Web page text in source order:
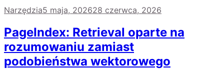
Narzędzia5 maja, 202628 czerwca, 2026
PageIndex: Retrieval oparte na
rozumowaniu zamiast
podobieństwa wektorowego